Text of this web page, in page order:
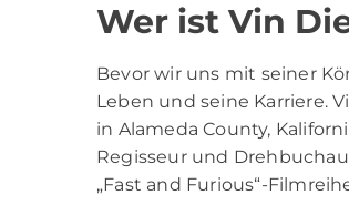
Wer ist Vin
Bevor wir uns mit seiner
Leben und seine Karriere.
in Alameda County,
Regisseur und
„Fast and Furious“-